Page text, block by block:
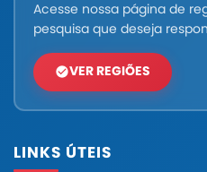
Acesse nossa página de
pesquisa que deseja
VER REGIÕES
LINKS ÚTEIS